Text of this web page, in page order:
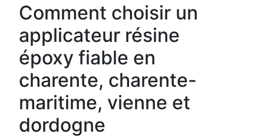
Comment choisir un
applicateur résine
époxy fiable en
charente, charente-
maritime, vienne et
dordogne